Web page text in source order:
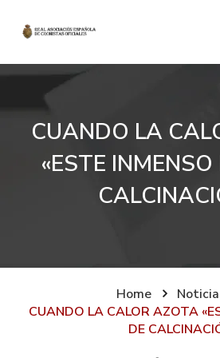
CUANDO LA
«ESTE
Home
CUANDO LA CALOR AZOTA
DE